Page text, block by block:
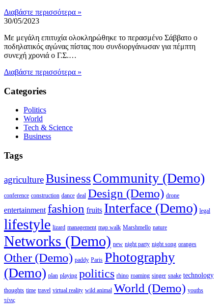
Διαβάστε περισσότερα »
30/05/2023
Με μεγάλη επιτυχία ολοκληρώθηκε το περασμένο Σάββατο ο
ποδηλατικός αγώνας πίστας που συνδιοργάνωσαν για πέμπτη
συνεχή χρονιά ο Γ.Σ.…
Διαβάστε περισσότερα »
Categories
Politics
World
Tech & Science
Business
Tags
agricultureBusinessCommunity (Demo)
conference construction dance deal Design (Demo) drone
entertainment fashion fruits Interface (Demo) legal
lifestyle lizard management map walk Marshmello nature
Networks (Demo) new night party night song oranges
Other (Demo) paddy Paris Photography
(Demo) plan playing politics rhino roaming singer snake technology
thoughts time travel virtual reality wild animal World (Demo) youths
τένις